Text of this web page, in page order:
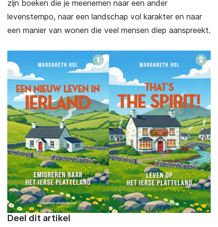
zijn boeken die je meenemen naar een ander
levenstempo, naar een landschap vol karakter en naar
een manier van wonen die veel mensen diep aanspreekt.
Deel dit artikel